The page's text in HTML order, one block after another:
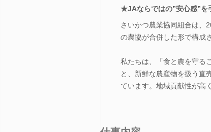
★JAならではの”安心感”を
さいかつ農業協同組合は、
の農協が合併した形で構成
私たちは、「食と農を守る
と、新鮮な農産物を扱う直
ています。地域貢献性が高